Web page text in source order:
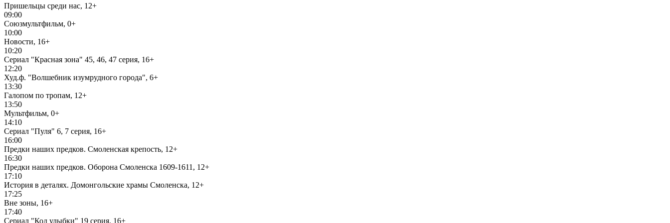
Пришельцы среди нас, 12+
09:00
Союзмультфильм, 0+
10:00
Новости, 16+
10:20
Сериал "Красная зона" 45, 46, 47 серия, 16+
12:20
Худ.ф. "Волшебник изумрудного города", 6+
13:30
Галопом по тропам, 12+
13:50
Мультфильм, 0+
14:10
Сериал "Пуля" 6, 7 серия, 16+
16:00
Предки наших предков. Смоленская крепость, 12+
16:30
Предки наших предков. Оборона Смоленска 1609-1611, 12+
17:10
История в деталях. Домонгольские храмы Смоленска, 12+
17:25
Вне зоны, 16+
17:40
Сериал "Код улыбки" 19 серия, 16+